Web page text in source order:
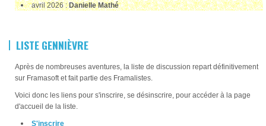
avril 2026 :Danielle Mathé
LISTE GENNIÈVRE
Après de nombreuses aventures, la liste de discussion repart définitivement
sur Framasoft et fait partie des Framalistes.
Voici donc les liens pour s'inscrire, se désinscrire, pour accéder à la page
d'accueil de la liste.
S'inscrire